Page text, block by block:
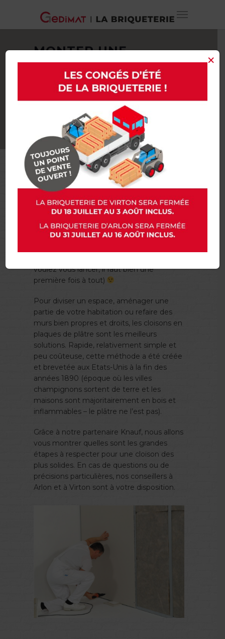
MONTER UNE
CLOISON EN
PLAQUES DE PLATRE,
OUI, VOUS POUVEZ
LE FAIRE !
AMÉNAGER DES ESPACES
DANS SON HABITATION.
Attention, cet article est destiné aux
voulez vous lancer, il faut bien une
première fois à tout)
Pour diviser un espace, aménager une
partie de votre habitation ou refaire des
murs bien propres et droits, les cloisons en
plaques de plâtre sont les meilleurs
solutions. Rapide, relativement simple et
peu coûteuse, cette méthode a été créée
et brevetée aux Etats-Unis à la fin des
années 1890 (époque où les villes
champignons sortent de terre et les
maisons sont majoritairement en bois et
inflammables – le plâtre ne l’est pas).
Grâce à notre partenaire Knauf, nous allons
vous montrer quelles sont les grandes
étapes à respecter pour une cloison des
plus solides. En cas de questions ou de
précisions particulières, nos conseillers à
Arlon et à Virton sont à votre disposition.
×